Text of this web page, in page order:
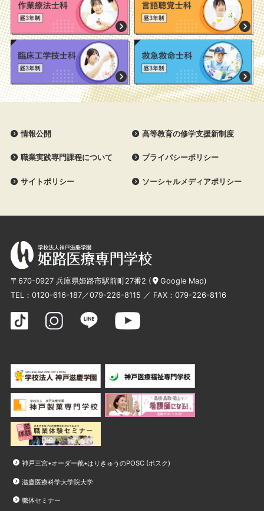
情報公開 高等教育の修学支援新制度
職業実践専門課程について プライバシーポリシー
サイトポリシー ソーシャルメディアポリシー
〒670-0927 兵庫県姫路市駅前町27番2 ( Google Map)
TEL： 0120-616-187／079-226-8115 ／ FAX：079-226-8116
神戸三宮•オーダー靴•はりきゅうのPOSC (ポスク)
滋慶医療科学大学院大学
職体セミナー